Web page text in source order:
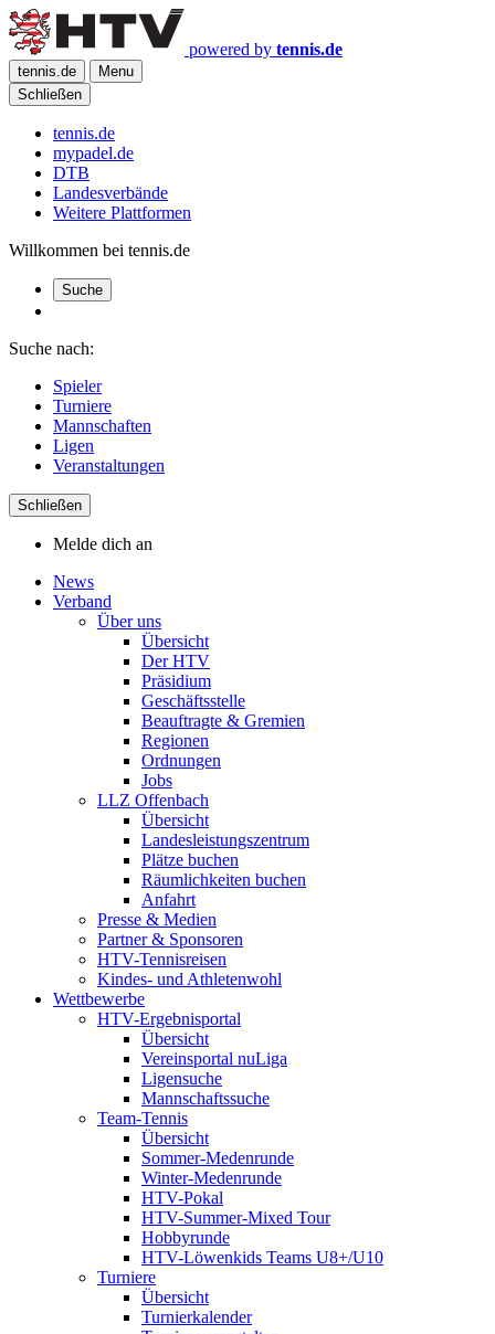
powered by tennis.de
tennis.de
Menu
Schließen
tennis.de
mypadel.de
DTB
Landesverbände
Weitere Plattformen
Willkommen bei tennis.de
Suche
Suche nach:
Spieler
Turniere
Mannschaften
Ligen
Veranstaltungen
Schließen
Melde dich an
News
Verband
Über uns
Übersicht
Der HTV
Präsidium
Geschäftsstelle
Beauftragte & Gremien
Regionen
Ordnungen
Jobs
LLZ Offenbach
Übersicht
Landesleistungszentrum
Plätze buchen
Räumlichkeiten buchen
Anfahrt
Presse & Medien
Partner & Sponsoren
HTV-Tennisreisen
Kindes- und Athletenwohl
Wettbewerbe
HTV-Ergebnisportal
Übersicht
Vereinsportal nuLiga
Ligensuche
Mannschaftssuche
Team-Tennis
Übersicht
Sommer-Medenrunde
Winter-Medenrunde
HTV-Pokal
HTV-Summer-Mixed Tour
Hobbyrunde
HTV-Löwenkids Teams U8+/U10
Turniere
Übersicht
Turnierkalender